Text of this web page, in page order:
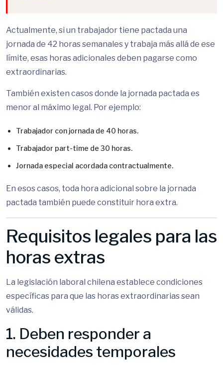
Actualmente, si un trabajador tiene pactada una
jornada de 42 horas semanales y trabaja más allá de ese
límite, esas horas adicionales deben pagarse como
extraordinarias.
También existen casos donde la jornada pactada es
menor al máximo legal. Por ejemplo:
Trabajador con jornada de 40 horas.
Trabajador part-time de 30 horas.
Jornada especial acordada contractualmente.
En esos casos, toda hora adicional sobre la jornada
pactada también puede constituir hora extra.
Requisitos legales para las
horas extras
La legislación laboral chilena establece condiciones
específicas para que las horas extraordinarias sean
válidas.
1. Deben responder a
necesidades temporales